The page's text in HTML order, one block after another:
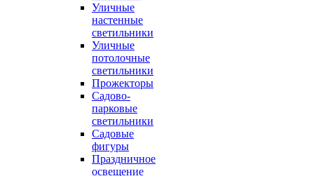
Уличные
настенные
светильники
Уличные
потолочные
светильники
Прожекторы
Садово-
парковые
светильники
Садовые
фигуры
Праздничное
освещение